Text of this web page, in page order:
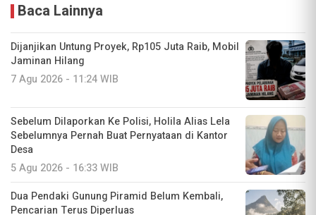
Baca Lainnya
Dijanjikan Untung Proyek, Rp105 Juta Raib, Mobil
Jaminan Hilang
7 Agu 2026 - 11:24 WIB
Sebelum Dilaporkan Ke Polisi, Holila Alias Lela
Sebelumnya Pernah Buat Pernyataan di Kantor
Desa
5 Agu 2026 - 16:33 WIB
Dua Pendaki Gunung Piramid Belum Kembali,
Pencarian Terus Diperluas